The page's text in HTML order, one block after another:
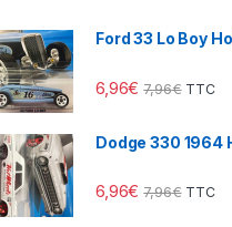
Ford 33 Lo Boy
6,96€ 7,96€ TTC
Dodge 330 1964
6,96€ 7,96€ TTC